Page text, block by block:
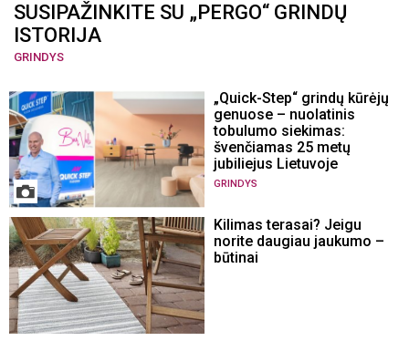
SUSIPAŽINKITE SU „PERGO“ GRINDŲ
ISTORIJA
GRINDYS
„Quick-Step“ grindų kūrėjų
genuose – nuolatinis
tobulumo siekimas:
švenčiamas 25 metų
jubiliejus Lietuvoje
GRINDYS
Kilimas terasai? Jeigu
norite daugiau jaukumo –
būtinai